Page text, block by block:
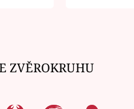
ZVĚROKRUHU